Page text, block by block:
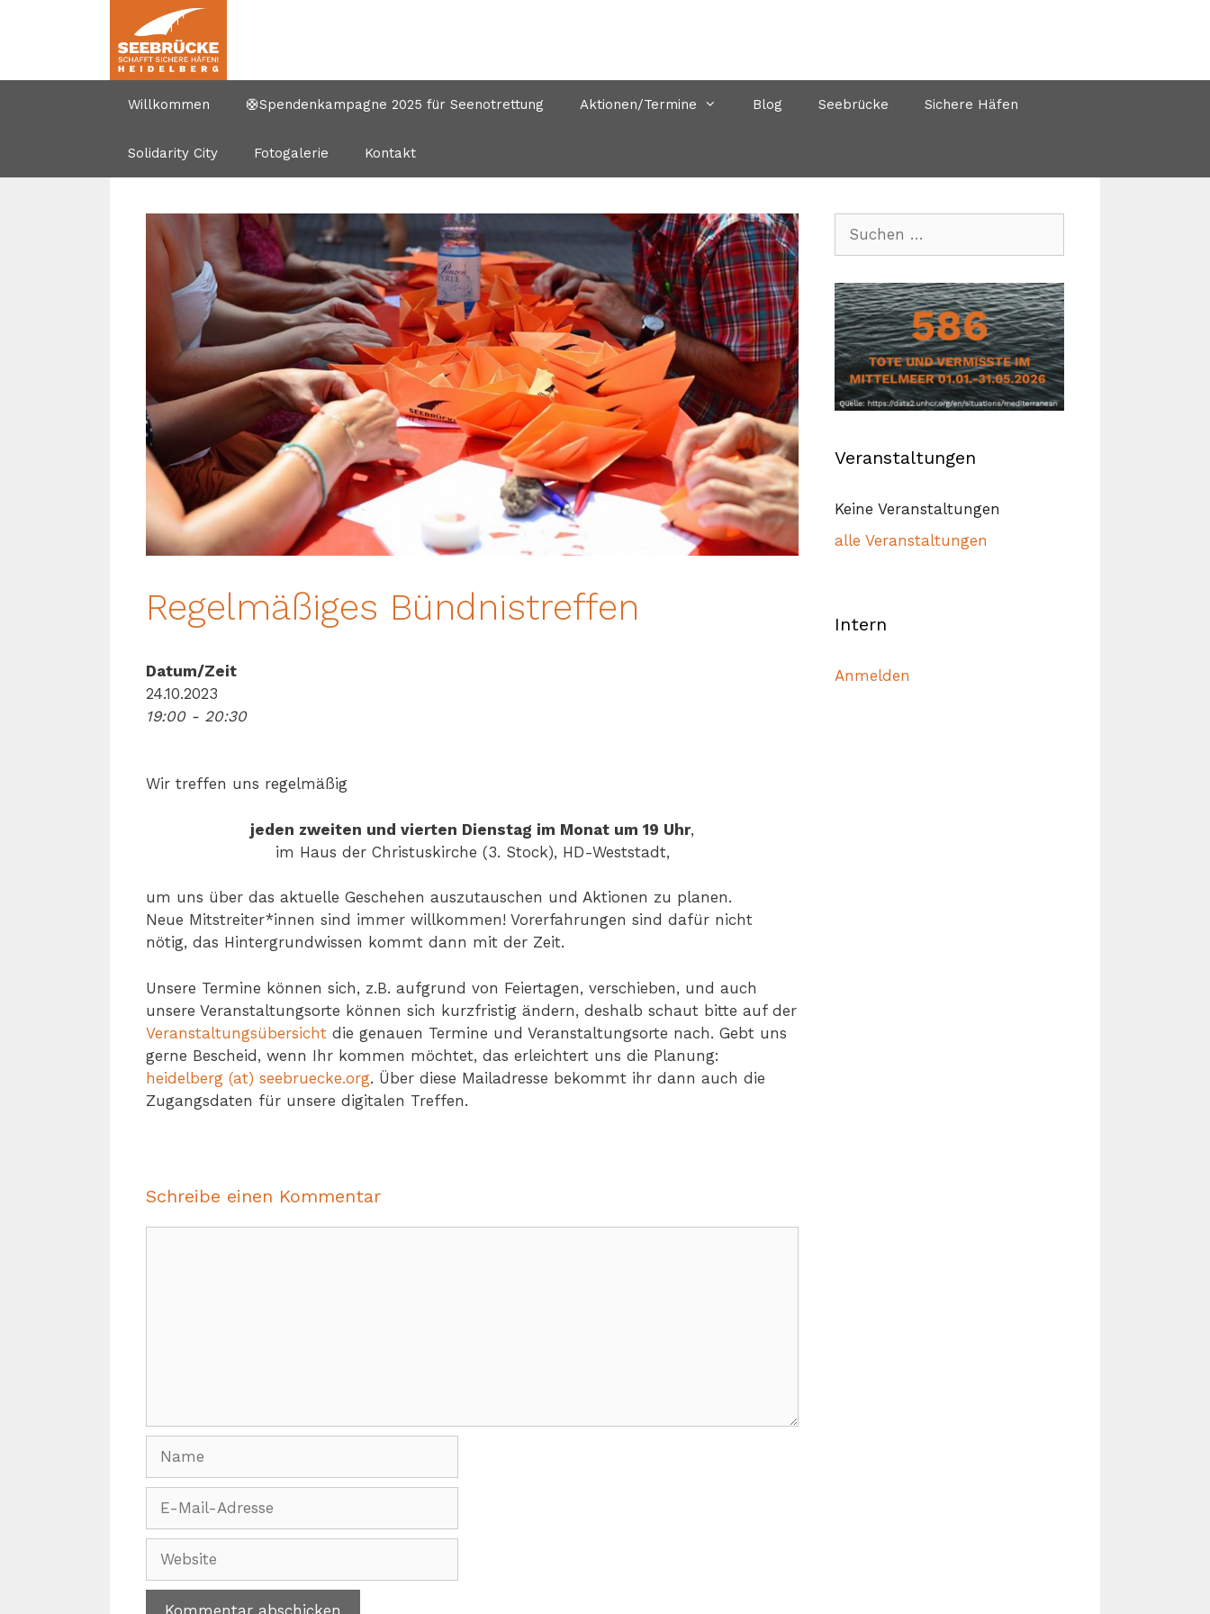
Willkommen 🛟Spendenkampagne 2025 für Seenotrettung Aktionen/Termine Blog Seebrücke Sichere Häfen
Solidarity City Fotogalerie Kontakt
Regelmäßiges Bündnistreffen
Datum/Zeit
24.10.2023
19:00 - 20:30
Wir treffen uns regelmäßig
jeden zweiten und vierten Dienstag im Monat um 19 Uhr,
im Haus der Christuskirche (3. Stock), HD-Weststadt,
um uns über das aktuelle Geschehen auszutauschen und Aktionen zu planen.
Neue Mitstreiter*innen sind immer willkommen! Vorerfahrungen sind dafür nicht
nötig, das Hintergrundwissen kommt dann mit der Zeit.
Unsere Termine können sich, z.B. aufgrund von Feiertagen, verschieben, und auch
unsere Veranstaltungsorte können sich kurzfristig ändern, deshalb schaut bitte auf der
Veranstaltungsübersicht die genauen Termine und Veranstaltungsorte nach. Gebt uns
gerne Bescheid, wenn Ihr kommen möchtet, das erleichtert uns die Planung:
heidelberg (at) seebruecke.org. Über diese Mailadresse bekommt ihr dann auch die
Zugangsdaten für unsere digitalen Treffen.
Schreibe einen Kommentar
Mail-
Adresse
Suchen
Veranstaltungen
Keine Veranstaltungen
alle Veranstaltungen
Intern
Anmelden